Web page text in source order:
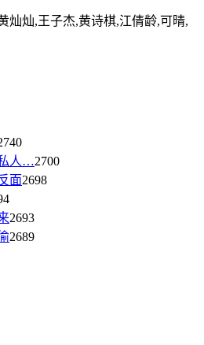
灿灿,王子杰,黄诗棋,江倩龄,可晴,
人…2700
面2698
2693
2689